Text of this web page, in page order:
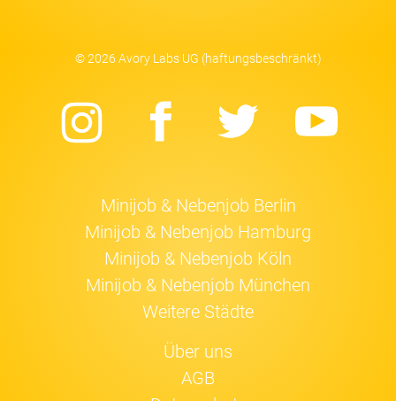
© 2026 Avory Labs UG (haftungsbeschränkt)
Instagram
Facebook
Twitter
Minijob & Nebenjob Berlin
Minijob & Nebenjob Hamburg
Minijob & Nebenjob Köln
Minijob & Nebenjob München
Weitere Städte
Über uns
AGB